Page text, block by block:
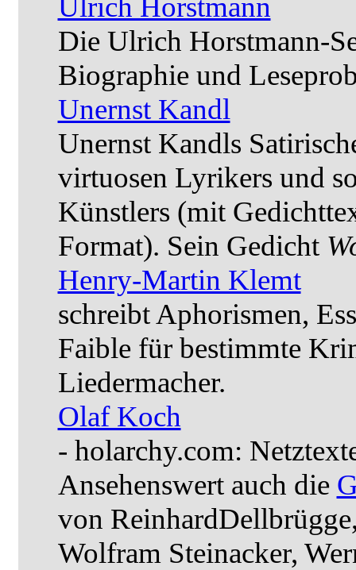
Ulrich Horstmann
Die Ulrich Horstmann-
Biographie und
Unernst Kandl
Unernst Kandls
virtuosen Lyrikers und
Künstlers (mit
Format). Sein Gedicht
Henry-Martin Klemt
schreibt Aphorismen,
Faible für bestimmte
Liedermacher.
Olaf Koch
- holarchy.com:
Ansehenswert auch die
von
Wolfram Steinacker,